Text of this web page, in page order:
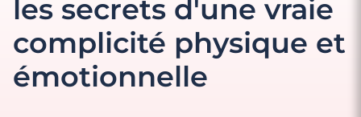
les secrets d'une vraie
complicité physique et
émotionnelle